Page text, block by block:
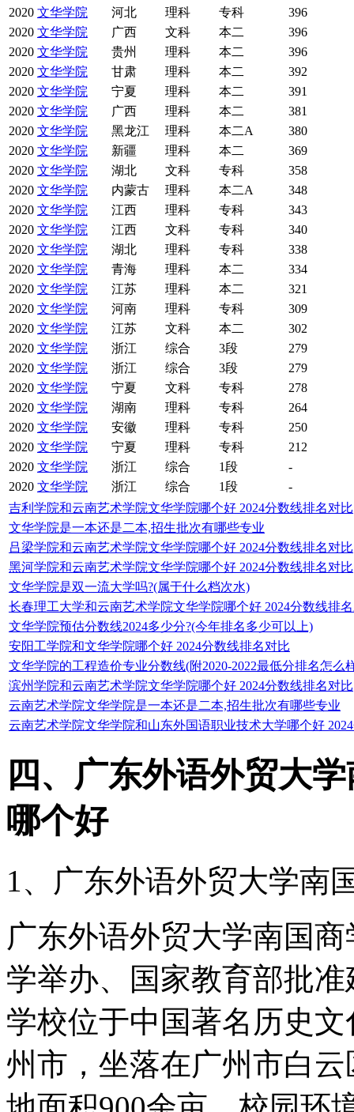
2020 文华学院 河北 理科 专科
396
2020 文华学院 广西 文科 本二
396
2020 文华学院 贵州 理科 本二
396
2020 文华学院 甘肃 理科 本二
392
2020 文华学院 宁夏 理科 本二
391
2020 文华学院 广西 理科 本二
381
2020 文华学院 黑龙江 理科 本二A
380
2020 文华学院 新疆 理科 本二
369
2020 文华学院 湖北 文科 专科
358
2020 文华学院 内蒙古 理科 本二A
348
2020 文华学院 江西 理科 专科
343
2020 文华学院 江西 文科 专科
340
2020 文华学院 湖北 理科 专科
338
2020 文华学院 青海 理科 本二
334
2020 文华学院 江苏 理科 本二
321
2020 文华学院 河南 理科 专科
309
2020 文华学院 江苏 文科 本二
302
2020 文华学院 浙江 综合 3段
279
2020 文华学院 浙江 综合 3段
279
2020 文华学院 宁夏 文科 专科
278
2020 文华学院 湖南 理科 专科
264
2020 文华学院 安徽 理科 专科
250
2020 文华学院 宁夏 理科 专科
212
2020 文华学院 浙江 综合 1段
-
2020 文华学院 浙江 综合 1段
-
吉利学院和云南艺术学院文华学院哪个好 2024分数线排名对比
文华学院是一本还是二本,招生批次有哪些专业
吕梁学院和云南艺术学院文华学院哪个好 2024分数线排名对比
黑河学院和云南艺术学院文华学院哪个好 2024分数线排名对比
文华学院是双一流大学吗?(属于什么档次水)
长春理工大学和云南艺术学院文华学院哪个好 2024分数线排
文华学院预估分数线2024多少分?(今年排名多少可以上)
安阳工学院和文华学院哪个好 2024分数线排名对比
文华学院的工程造价专业分数线(附2020-2022最低分排名怎么
滨州学院和云南艺术学院文华学院哪个好 2024分数线排名对比
云南艺术学院文华学院是一本还是二本,招生批次有哪些专业
云南艺术学院文华学院和山东外国语职业技术大学哪个好
四、广东外语外贸大
哪个好
1、广东外语外贸大学南
广东外语外贸大学南国
学举办、国家教育部批
学校位于中国著名历史
州市，坐落在广州市白